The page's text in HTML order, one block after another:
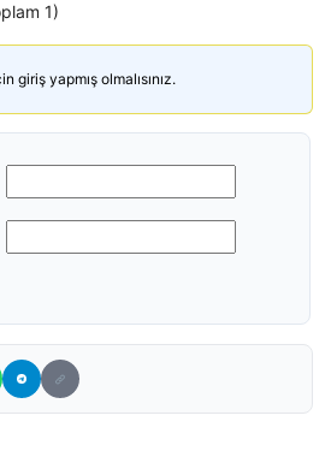
1)
giriş yapmış olmalısınız.